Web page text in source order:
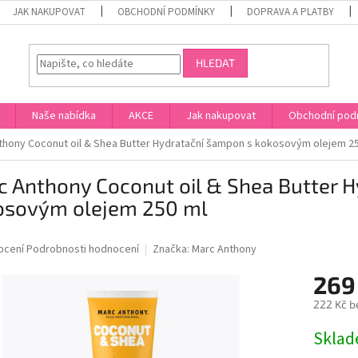
JAK NAKUPOVAT OBCHODNÍ PODMÍNKY DOPRAVA A PLATBY
HLEDAT
Naše nabídka AKCE Jak nakupovat Obchodní
Coconut oil & Shea Butter Hydratační šampon s kokosovým olejem
Anthony Coconut oil & Shea Butter
olejem 250 ml
Podrobnosti hodnocení Značka: Marc Anthony
222 Kč
cena: